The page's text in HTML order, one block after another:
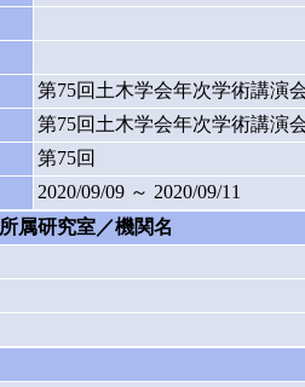
第75回土木学会年次学術講演
第75回土木学会年次学術講演
第75回
2020/09/09 ～ 2020/09/11
所属研究室／機関名